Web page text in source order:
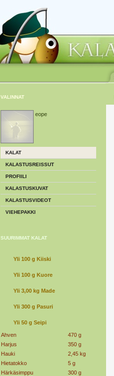
VALINNAT
eope
KALAT
KALASTUSREISSUT
PROFIILI
KALASTUSKUVAT
KALASTUSVIDEOT
VIEHEPAKKI
SUURIMMAT KALAT
Yli 100 g Kiiski
Yli 100 g Kuore
Yli 3,00 kg Made
Yli 300 g Pasuri
Yli 50 g Seipi
Ahven
470 g
Harjus
350 g
Hauki
2,45 kg
Hietatokko
5 g
Härkäsimppu
300 g